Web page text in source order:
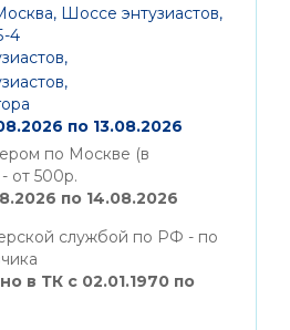
Шоссе энтузиастов,
4
по 13.08.2026
по Москве (в
от 500р.
по 14.08.2026
службой по РФ - по
в ТК с 02.01.1970 по